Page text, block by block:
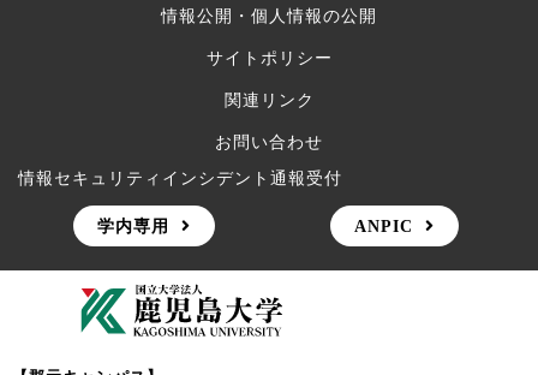
情報公開・個人情報の公開
サイトポリシー
関連リンク
お問い合わせ
情報セキュリティインシデント通報受付
学内専用 ANPIC